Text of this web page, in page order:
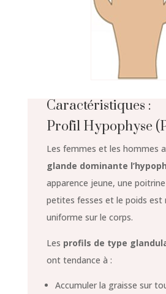
Caractéristiques :
Profil Hypophyse
Les femmes et les hommes
glande dominante
apparence jeune, une
petites fesses et le poids est
uniforme sur le corps.
Les profils de type
ont tendance à :
Accumuler la graisse sur